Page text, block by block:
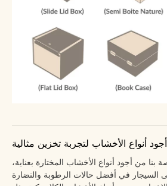
أجود أنواع الأخشاب لتجربة تخزين مثالية
من أجود أنواع الأخشاب المختارة بعناية،
في أفضل حالات الرطوبة والنضارة